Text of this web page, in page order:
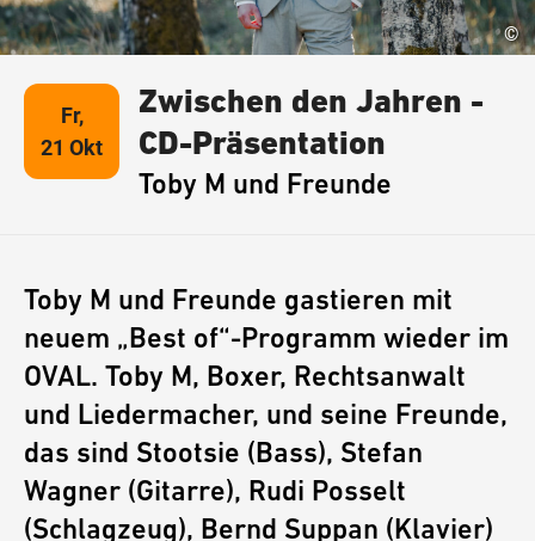
©
Fr,
21 Okt
Zwischen den Jahren -
CD-Präsentation
Toby M und Freunde
Toby M und Freunde gastieren mit
neuem „Best of“-Programm wieder im
OVAL. Toby M, Boxer, Rechtsanwalt
und Liedermacher, und seine Freunde,
das sind Stootsie (Bass), Stefan
Wagner (Gitarre), Rudi Posselt
(Schlagzeug), Bernd Suppan (Klavier)